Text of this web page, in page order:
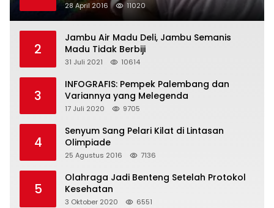
28 April 2016 11020
2
Jambu Air Madu Deli, Jambu Semanis
Madu Tidak Berbiji
31 Juli 2021 10614
3
INFOGRAFIS: Pempek Palembang dan
Variannya yang Melegenda
17 Juli 2020 9705
4
Senyum Sang Pelari Kilat di Lintasan
Olimpiade
25 Agustus 2016 7136
5
Olahraga Jadi Benteng Setelah Protokol
Kesehatan
3 Oktober 2020 6551